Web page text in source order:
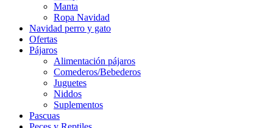
Manta
Ropa Navidad
Navidad perro y gato
Ofertas
Pájaros
Alimentación pájaros
Comederos/Bebederos
Juguetes
Niddos
Suplementos
Pascuas